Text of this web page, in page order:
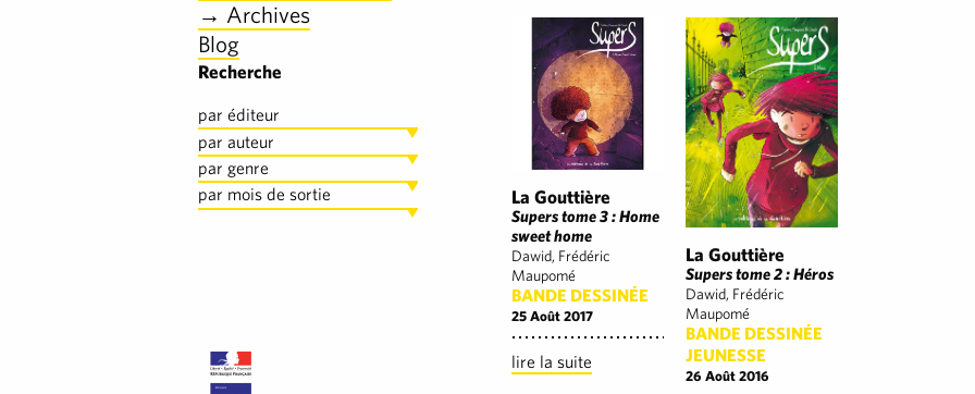
→ Archives
Blog
Recherche
par éditeur
par auteur
par genre
par mois de sortie
La Gouttière
Supers tome 3 : Home
sweet home
Dawid, Frédéric
Maupomé
BANDE DESSINÉE
25 Août 2017
lire la suite
La Gouttière
Supers tome 2 : Héros
Dawid, Frédéric
Maupomé
BANDE DESSINÉE
JEUNESSE
26 Août 2016